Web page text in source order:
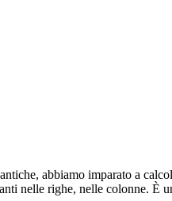
abbiamo imparato a
nelle righe, nelle colonne. È